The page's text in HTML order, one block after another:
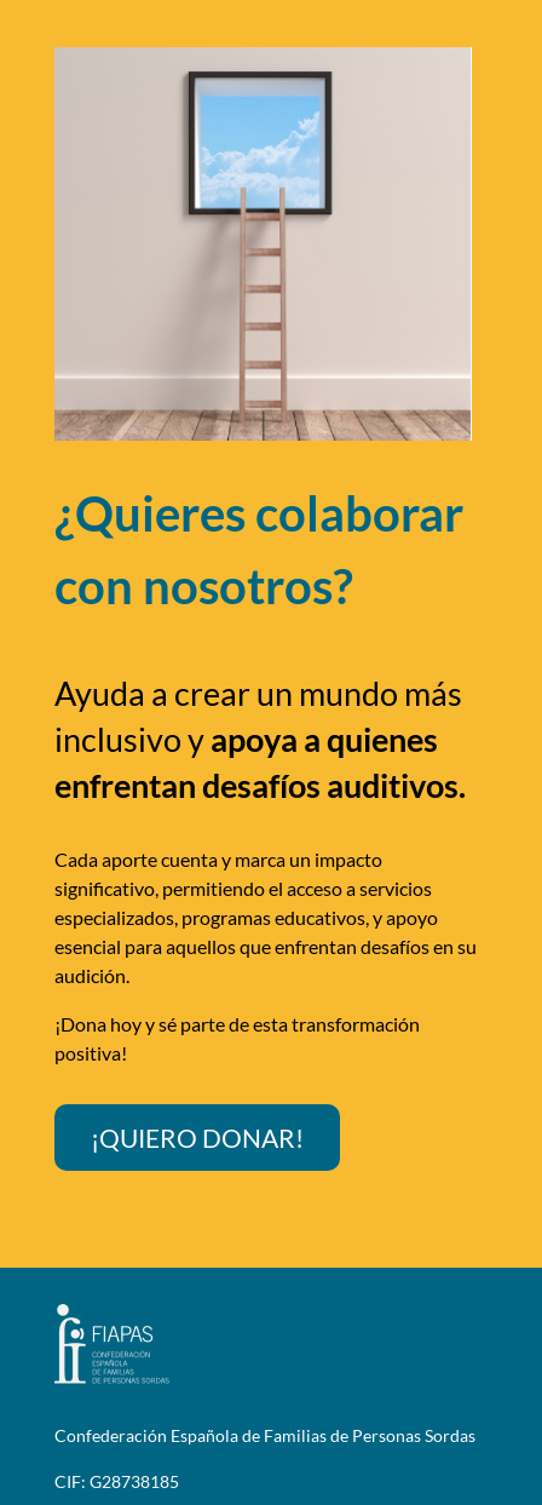
¿Quieres colaborar
con nosotros?
Ayuda a crear un mundo más
inclusivo yapoya a quienes
enfrentan desafíos auditivos.
Cada aporte cuenta y marca un impacto
significativo, permitiendo el acceso a servicios
especializados, programas educativos, y apoyo
esencial para aquellos que enfrentan desafíos en su
audición.
¡Dona hoy y sé parte de esta transformación
positiva!
¡QUIERO DONAR!
Confederación Española de Familias de Personas Sordas
CIF: G28738185